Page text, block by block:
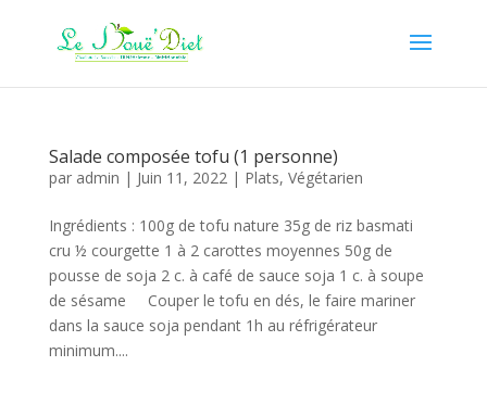
Salade composée tofu (1 personne)
par admin | Juin 11, 2022| Plats, Végétarien
Ingrédients : 100g de tofu nature 35g de riz basmati
cru ½ courgette 1 à 2 carottes moyennes 50g de
pousse de soja 2 c. à café de sauce soja 1 c. à soupe
de sésame Couper le tofu en dés, le faire mariner
dans la sauce soja pendant 1h au réfrigérateur
minimum....